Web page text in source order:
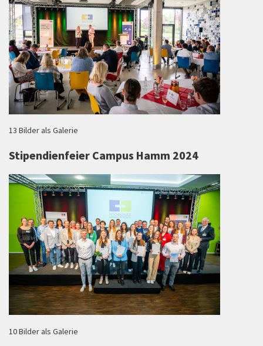
13 Bilder als Galerie
Stipendienfeier Campus Hamm 2024
10 Bilder als Galerie